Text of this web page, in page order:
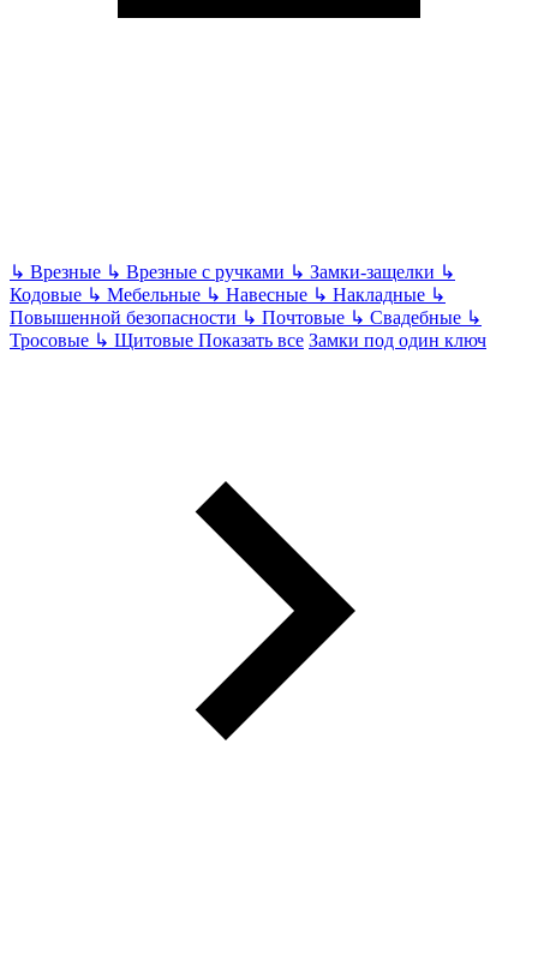
↳ Врезные ↳ Врезные с ручками ↳ Замки-защелки ↳
Кодовые ↳ Мебельные ↳ Навесные ↳ Накладные ↳
Повышенной безопасности ↳ Почтовые ↳ Свадебные ↳
Тросовые ↳ Щитовые Показать все Замки под один ключ